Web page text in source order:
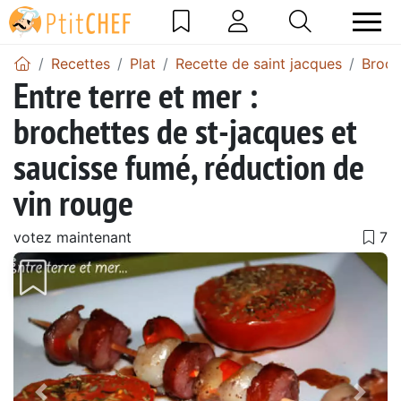
Recettes Plat Recette de saint jacques
Entre terre et mer :
brochettes de st-jacques et
saucisse fumé, réduction de
vin rouge
votez maintenant